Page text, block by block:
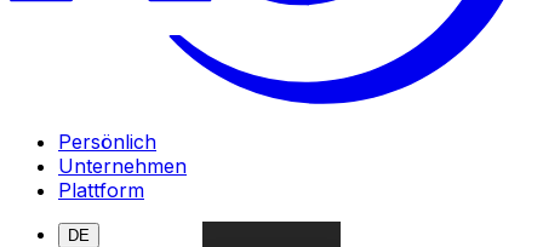
Persönlich
Unternehmen
Plattform
DE